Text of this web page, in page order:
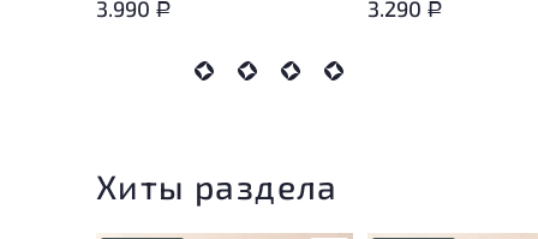
3.990 Р 3.290 Р
Хиты раздела